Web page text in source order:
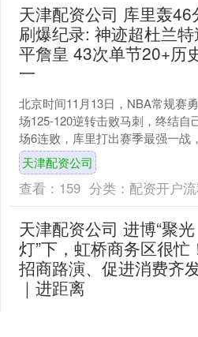
天津配资公司 库里轰46
刷爆纪录: 神迹超杜兰特
平詹皇 43次单节20+历
一
北京时间11月13日，NBA常规赛
场125-120逆转击败马刺，终结自
场6连败，库里打出赛季最强一战
25投13中、三分16中5、罚球16中
天津配资公司
查看： 159 分类： 配资开户
天津配资公司 进博“聚光
灯”下，虹桥商务区很忙
招商路演、促进消费齐
｜进距离